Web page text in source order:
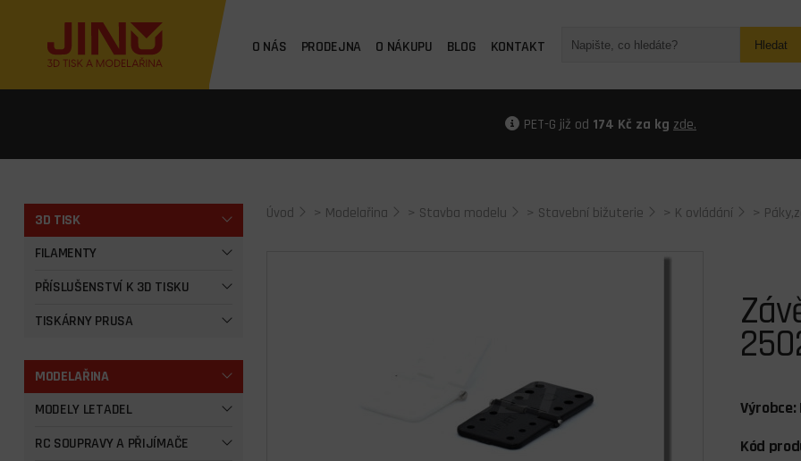
O NÁS PRODEJNA O NÁKUPU BLOG KONTAKT Hledat
PET-G již od 174 Kč za kg zde.
3D TISK
FILAMENTY
PŘÍSLUŠENSTVÍ K 3D TISKU
TISKÁRNY PRUSA
MODELAŘINA
MODELY LETADEL
RC SOUPRAVY A PŘIJÍMAČE
Úvod > Modelařina > Stavba modelu > Stavební bižuterie > K ovládání >
Výrobce:
Kód